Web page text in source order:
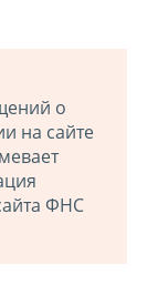
о
на сайте
ФНС